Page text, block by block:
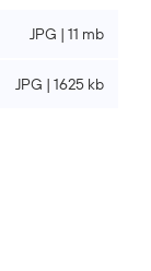
JPG | 11 mb
JPG | 1625 kb